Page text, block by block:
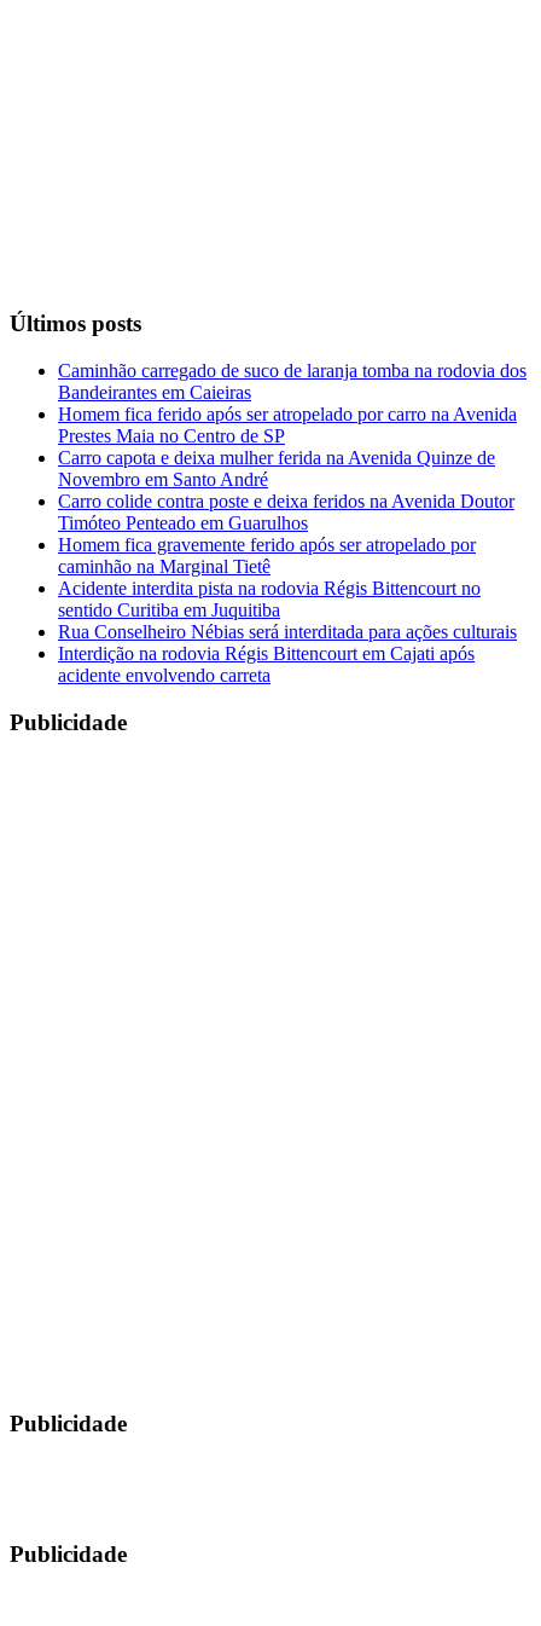
Últimos posts
Caminhão carregado de suco de laranja tomba na rodovia dos
Bandeirantes em Caieiras
Homem fica ferido após ser atropelado por carro na Avenida
Prestes Maia no Centro de SP
Carro capota e deixa mulher ferida na Avenida Quinze de
Novembro em Santo André
Carro colide contra poste e deixa feridos na Avenida Doutor
Timóteo Penteado em Guarulhos
Homem fica gravemente ferido após ser atropelado por
caminhão na Marginal Tietê
Acidente interdita pista na rodovia Régis Bittencourt no
sentido Curitiba em Juquitiba
Rua Conselheiro Nébias será interditada para ações culturais
Interdição na rodovia Régis Bittencourt em Cajati após
acidente envolvendo carreta
Publicidade
Publicidade
Publicidade